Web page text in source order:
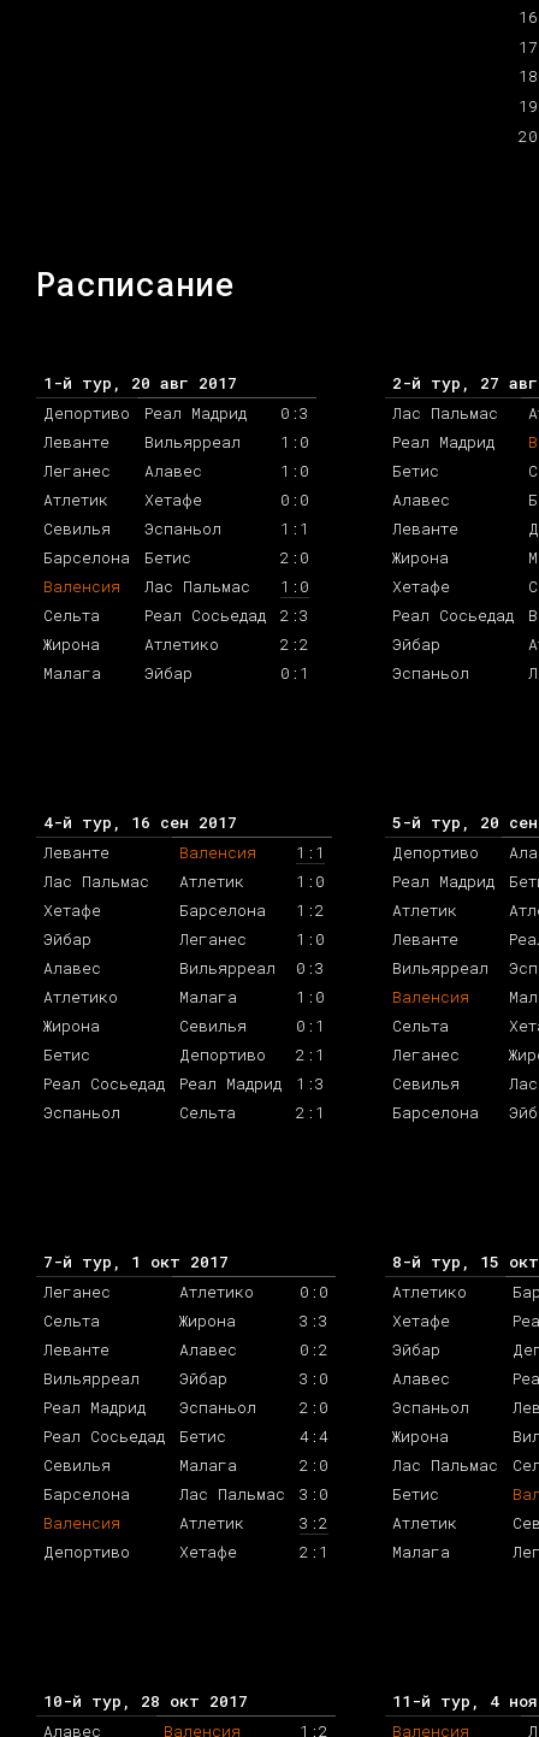
16
17
18
19
20
Расписание
1-й тур, 20 авг 2017
Депортиво
Реал Мадрид
0:3
Леванте
Вильярреал
1:0
Леганес
Алавес
1:0
Атлетик
Хетафе
0:0
Севилья
Эспаньол
1:1
Барселона
Бетис
2:0
Валенсия
Лас Пальмас
1:0
Сельта
Реал Сосьедад
2:3
Жирона
Атлетико
2:2
Малага
Эйбар 0:1
2-й тур, 27
Лас Пальмас
Реал Мадрид
Бетис
Алавес
Леванте
Жирона
Хетафе
Реал Сосьедад
Эйбар
Эспаньол
4-й тур, 16 сен 2017
Леванте
Валенсия
1:1
Лас Пальмас
Атлетик
1:0
Хетафе
Барселона
1:2
Эйбар
Леганес
1:0
Алавес
Вильярреал
0:3
Атлетико
Малага
1:0
Жирона
Севилья
0:1
Бетис
Депортиво
2:1
Реал Сосьедад
Реал Мадрид
1:3
Эспаньол
Сельта 2:1
5-й тур, 20
Депортиво
Реал Мадрид
Атлетик
Леванте
Вильярреал
Валенсия
Сельта
Леганес
Севилья
Барселона
7-й тур, 1 окт 2017
Леганес
Атлетико
0:0
Сельта
Жирона
3:3
Леванте
Алавес
0:2
Вильярреал
Эйбар
3:0
Реал Мадрид
Эспаньол
2:0
Реал Сосьедад
Бетис
4:4
Севилья
Малага
2:0
Барселона
Лас Пальмас
3:0
Валенсия
Атлетик
3:2
Депортиво
Хетафе 2:1
8-й тур, 15
Атлетико
Хетафе
Эйбар
Алавес
Эспаньол
Жирона
Лас Пальмас
Бетис
Атлетик
Малага
10-й тур, 28 окт 2017
Алавес
Валенсия 1:2
11-й тур, 4 ноя
Валенсия